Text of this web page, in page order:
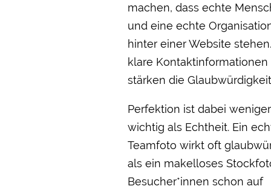
machen, dass echte
und eine echte
hinter einer Website
klare Kontaktinformationen
stärken die
Perfektion ist dabei weniger
wichtig als Echtheit. Ein
Teamfoto wirkt oft
als ein makelloses
Besucher*innen schon auf